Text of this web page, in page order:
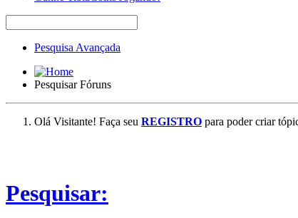
Pesquisa Avançada
Pesquisar Fóruns
Olá Visitante! Faça seu REGISTRO para poder criar
Pesquisar: